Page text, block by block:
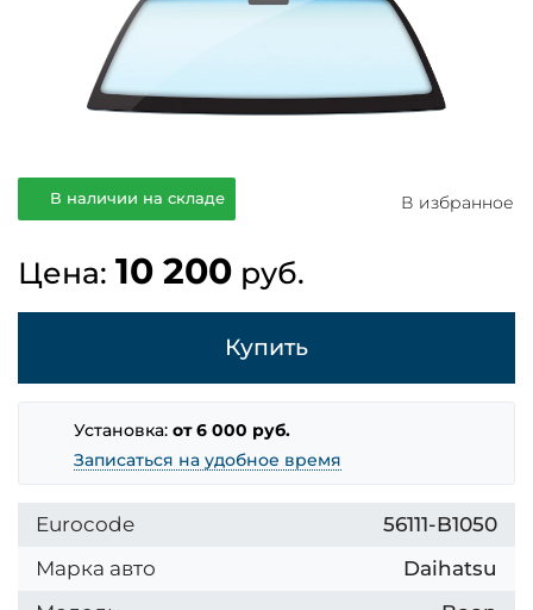
В наличии на складе В избранное
Цена: 10 200 руб.
Купить
Установка:от 6 000 руб.
Записаться на удобное время
Eurocode
56111-B1050
Марка авто
Daihatsu